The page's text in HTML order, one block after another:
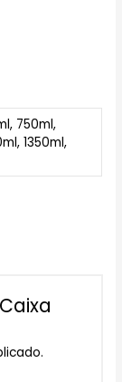
750ml,
1350ml,